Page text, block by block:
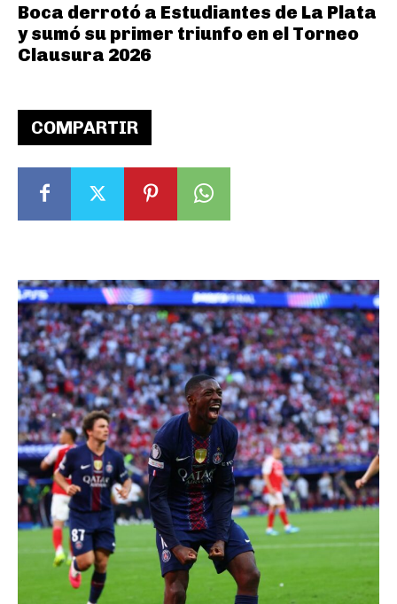
COMPARTIR
Boca derrotó a Estudiantes de La Plata
y sumó su primer triunfo en el Torneo
Clausura 2026